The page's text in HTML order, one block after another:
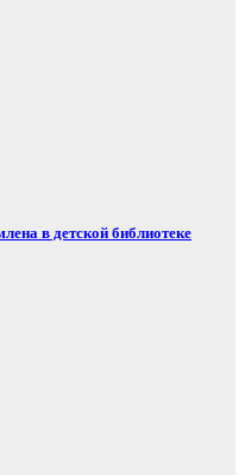
в детской библиотеке